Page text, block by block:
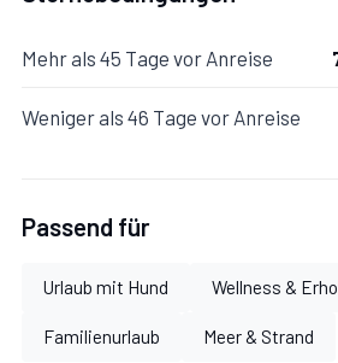
Internet, Klimaanlage, Satelliten-
Schlafzimmer 1:
Schlafzimmer 2:
Doppelbett,
Mehr als 45 Tage vor Anreise
Weniger als 46 Tage vor Anreise
Passend für
Urlaub mit Hund Wellness &
Familienurlaub Meer & Strand